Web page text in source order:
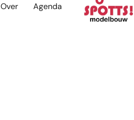
Over Agenda